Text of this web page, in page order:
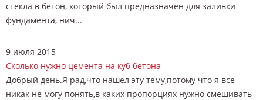
стекла в бетон, который был предназначен для заливки
фундамента, нич...
9 июля 2015
Сколько нужно цемента на куб бетона
Добрый день.Я рад,что нашел эту тему,потому что я все
никак не могу понять,в каких пропорциях нужно смешивать